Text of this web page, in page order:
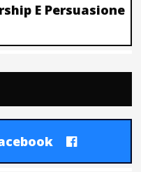
E Persuasione